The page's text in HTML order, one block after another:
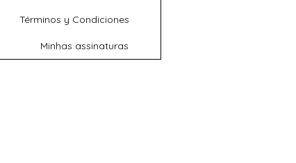
Términos y Condiciones
Minhas assinaturas